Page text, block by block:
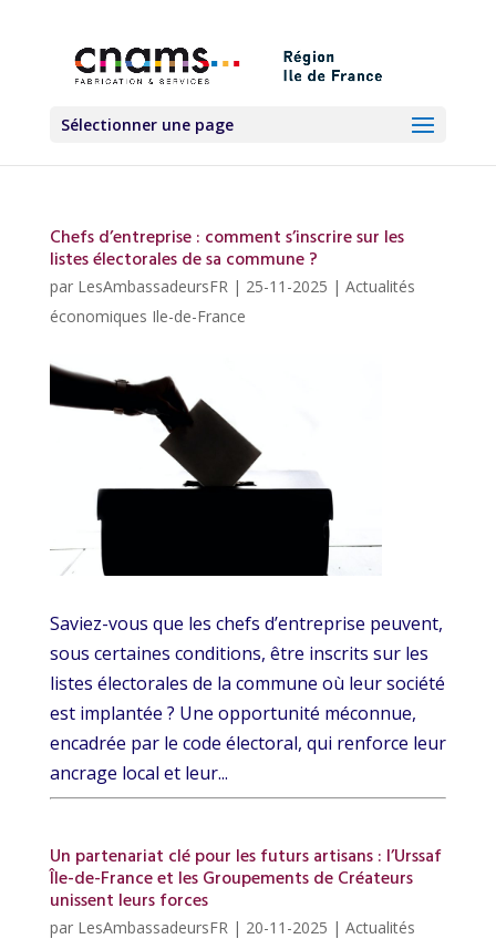
Sélectionner une page
Chefs d’entreprise : comment s’inscrire sur les
listes électorales de sa commune ?
par LesAmbassadeursFR| 25-11-2025 | Actualités
économiques Ile-de-France
Saviez-vous que les chefs d’entreprise peuvent,
sous certaines conditions, être inscrits sur les
listes électorales de la commune où leur société
est implantée ? Une opportunité méconnue,
encadrée par le code électoral, qui renforce leur
ancrage local et leur...
Un partenariat clé pour les futurs artisans : l’Urssaf
Île-de-France et les Groupements de Créateurs
unissent leurs forces
par LesAmbassadeursFR| 20-11-2025 | Actualités